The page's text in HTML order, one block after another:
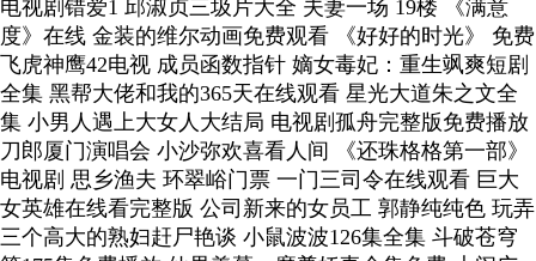
电视剧错爱1 邱淑贞三圾片大全 夫妻一场 19楼 《满意
度》在线 金装的维尔动画免费观看 《好好的时光》 免费
飞虎神鹰42电视 成员函数指针 嫡女毒妃：重生飒爽短剧
全集 黑帮大佬和我的365天在线观看 星光大道朱之文全
集 小男人遇上大女人大结局 电视剧孤舟完整版免费播放
刀郎厦门演唱会 小沙弥欢喜看人间 《还珠格格第一部》
电视剧 思乡渔夫 环翠峪门票 一门三司令在线观看 巨大
女英雄在线看完整版 公司新来的女员工 郭静纯纯色 玩弄
三个高大的熟妇赶尸艳谈 小鼠波波126集全集 斗破苍穹